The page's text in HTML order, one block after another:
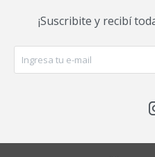
¡Suscribite y recibí